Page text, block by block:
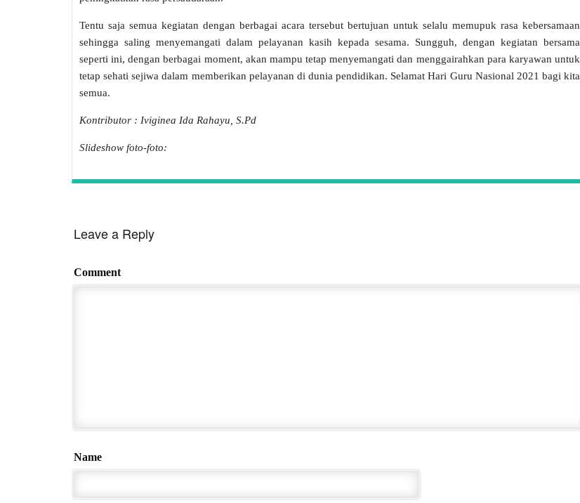
Tentu saja semua kegiatan dengan berbagai acara tersebut bertujuan untuk selalu memupuk rasa kebersamaan
sehingga saling menyemangati dalam pelayanan kasih kepada sesama. Sungguh, dengan kegiatan bersama
seperti ini, dengan berbagai moment, akan mampu tetap menyemangati dan menggairahkan para karyawan untuk
tetap sehati sejiwa dalam memberikan pelayanan di dunia pendidikan. Selamat Hari Guru Nasional 2021 bagi kita
semua.
Kontributor : Iviginea Ida Rahayu, S.Pd
Slideshow foto-foto:
Leave a Reply
Comment
Name